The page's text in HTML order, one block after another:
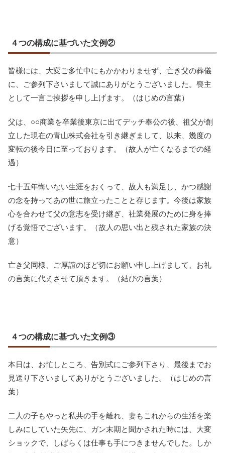
４つの構成に基づいた文例②
皆様には、大変ご多忙中にもかかわりませず、亡き父の葬儀
に、ご参列下さいまして誠にありがとうございました。喪主
として一言ご挨拶を申し上げます。（はじめの言葉）
父は、○○商業を卒業後東京に出てデッチ奉公の後、祖父が創
立した現在の青山株式会社を引き継ぎまして、以来、幾度の
変転の後今日に至っております。（故人が亡くなるまでの経
過）
七十五年悔いない生涯をおくって、故人も満足し、かつ感謝
の念を持ってあの世に旅立ったことと存じます。今後は家族
心を合わせて父の意志を受け継ぎ、社業発展のために身を捧
げる覚悟でございます。（故人の思い出と残された家族の決
意）
亡き父同様、ご厚誼のほど切にお願い申し上げまして、お礼
の言葉に代えさせて頂きます。（結びの言葉）
４つの構成に基づいた文例③
本日は、お忙しところ、告別式にご参列下さり、最後までお
見送り下さいましてありがとうございました。（はじめの言
葉）
二人の子もやっと私共の手を離れ、妻もこれからの生活を楽
しみにしていた矢先に、ガン末期と聞かされた時には、大変
ショックで、しばらくは仕事も手につきませんでした。しか